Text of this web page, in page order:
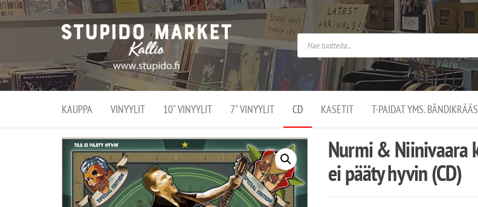
Stupido
Market –
verkossa
ja
kivijalassa
Stupido Market on
vaihtoehtomusaan
erikoistunut
verkko- sekä
kivijalkakauppa
Helsingissä
Kallion
KAUPPA VINYYLIT 10" VINYYLIT 7" VINYYLIT CD KASETIT T-PAIDAT YMS.
Nurmi & Niinivaara
ei pääty hyvin (CD)